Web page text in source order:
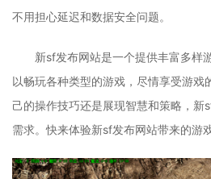
不用担心延迟和数据安全问题。
新sf发布网站是一个提供丰富多样
以畅玩各种类型的游戏，尽情享受游戏
己的操作技巧还是展现智慧和策略，新
需求。快来体验新sf发布网站带来的游